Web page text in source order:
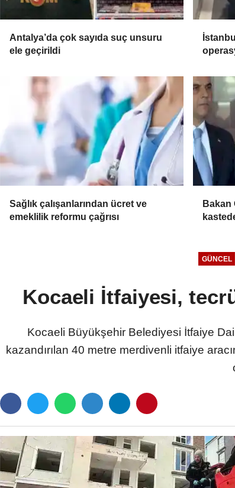
Antalya’da çok sayıda suç unsuru
ele geçirildi
Sağlık çalışanlarından ücret ve
emeklilik reformu çağrısı
Bakan
GÜNCEL
Kocaeli İtfaiyesi,
Kocaeli Büyükşehir Belediyesi İtfaiye
kazandırılan 40 metre merdivenli itfaiye